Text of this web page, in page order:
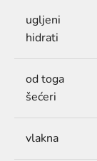
ugljeni
hidrati
od toga
šećeri
vlakna